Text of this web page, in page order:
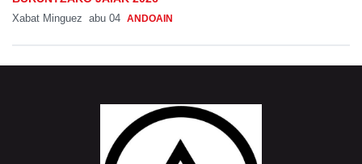
Xabat Minguez abu 04 ANDOAIN